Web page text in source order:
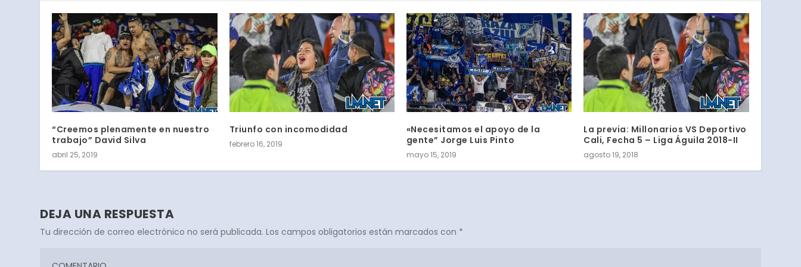
“Creemos plenamente en nuestro
trabajo” David Silva
abril 25, 2019
Triunfo con incomodidad
febrero 16, 2019
«Necesitamos el apoyo de la
gente” Jorge Luis Pinto
mayo 15, 2019
La previa: Millonarios VS Deportivo
Cali, Fecha 5 – Liga Águila 2018-II
agosto 19, 2018
DEJA UNA RESPUESTA
Tu dirección de correo electrónico no será publicada. Los campos obligatorios están marcados con *